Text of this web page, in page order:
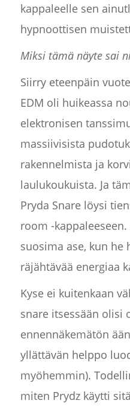
kappaleelle sen
hypnoottisen
Miksi tämä näyte sai
Siirry eteenpäin
EDM oli huikeassa
elektronisen
massiivisista
rakennelmista ja
laulukoukuista. Ja
Pryda Snare löysi
room -
suosima ase, kun he
räjähtävää energiaa
Kyse ei kuitenkaan
snare itsessään olisi
ennennäkemätön
yllättävän helppo
myöhemmin).
miten Prydz käytti